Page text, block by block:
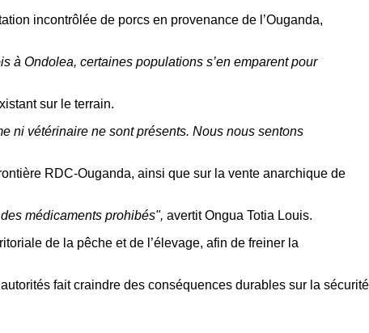
incontrôlée de porcs en provenance de l’Ouganda,
à Ondolea, certaines populations s’en emparent pour
sur le terrain.
ni vétérinaire ne sont présents. Nous nous sentons
RDC-Ouganda, ainsi que sur la vente anarchique de
médicaments prohibés", avertit Ongua Totia Louis.
de la pêche et de l’élevage, afin de freiner la
fait craindre des conséquences durables sur la sécurité